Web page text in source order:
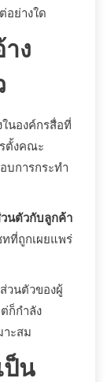
อย่างใด
ง
นองค์กรสื่อที่
ตั้งคณะ
บการกระทำ
นตัวกับลูกค้า
ที่ถูกเผยแพร่
วนตัวของผู้
ก็กำลัง
าะสม
ป็น